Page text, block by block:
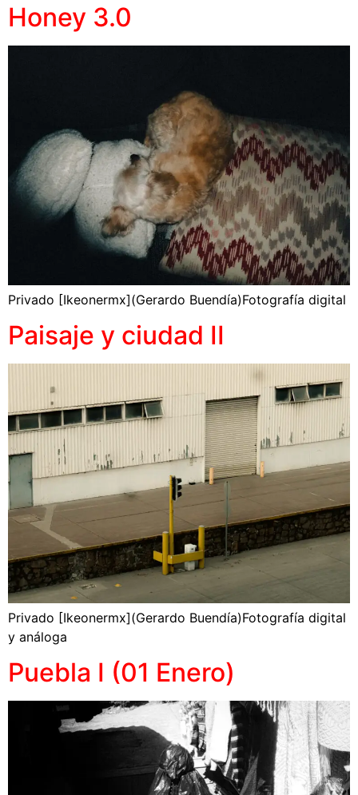
Honey 3.0
Privado [Ikeonermx](Gerardo Buendía)Fotografía digital
Paisaje y ciudad II
Privado [Ikeonermx](Gerardo Buendía)Fotografía digital
y análoga
Puebla I (01 Enero)